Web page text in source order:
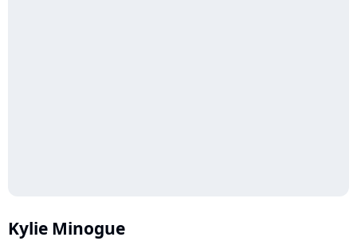
Kylie Minogue